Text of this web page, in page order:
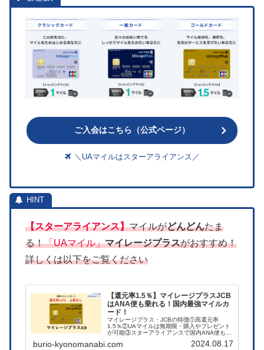
ご入会はこちら（公式ページ）
＼UAマイルはスターアライアンス／
【スターアライアンス】マイルがどんどんたま
る！「UAマイル」マイレージプラスがおすすめ！
詳しくは以下をご覧ください
【還元率1.5％】マイレージプラスJCB
はANA便も乗れる！国内最強マイルカ
ード！
マイレージプラス・JCBの特徴①高還元率
1.5％②UAマイルは無期限・購入やプレゼント
が可能③スターアライアンスで国内ANA便も使
用可能④デメリット…などを中心にご紹介して
います。
burio-kyonomanabi.com 2024.08.17